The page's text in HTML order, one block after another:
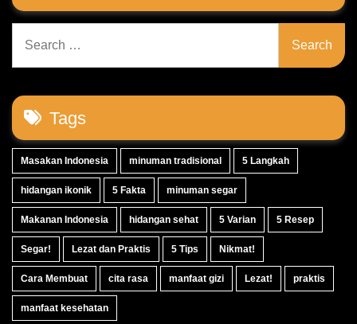
for:
Tags
Masakan Indonesia minuman tradisional 5 Langkah
hidangan ikonik 5 Fakta minuman segar
Makanan Indonesia hidangan sehat 5 Varian 5 Resep
Segar! Lezat dan Praktis 5 Tips Nikmat!
Cara Membuat cita rasa manfaat gizi Lezat! praktis
manfaat kesehatan